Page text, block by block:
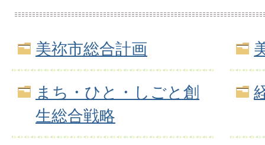
美祢市総合計画
まち・ひと・しごと創
生総合戦略